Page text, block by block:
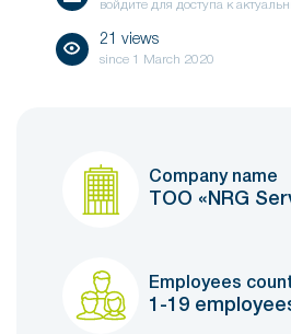
войдите для доступа к
21 views
since 1 March 2020
Company name
ТОО «NRG
Employees
1-19